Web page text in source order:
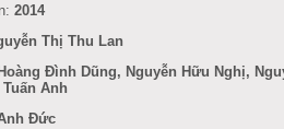
2014
Thị Thu Lan
Hoàng Đình Dũng, Nguyễn Hữu Nghị,
Anh
Đức